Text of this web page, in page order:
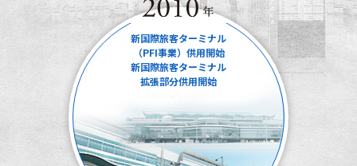
新国際旅客ターミナル
（PFI事業）供用開始
新国際旅客ターミナル
拡張部分供用開始